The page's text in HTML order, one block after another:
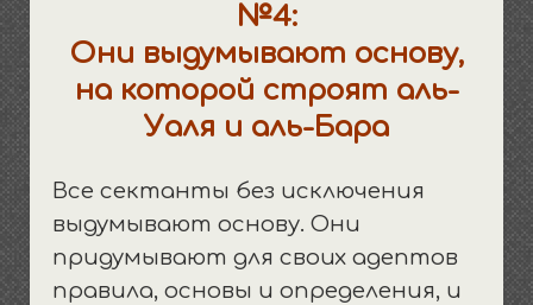
№4:
Они выдумывают основу,
на которой строят аль-
Уаля и аль-Бара
Все сектанты без исключения
выдумывают основу. Они
придумывают для своих адептов
правила, основы и определения, и